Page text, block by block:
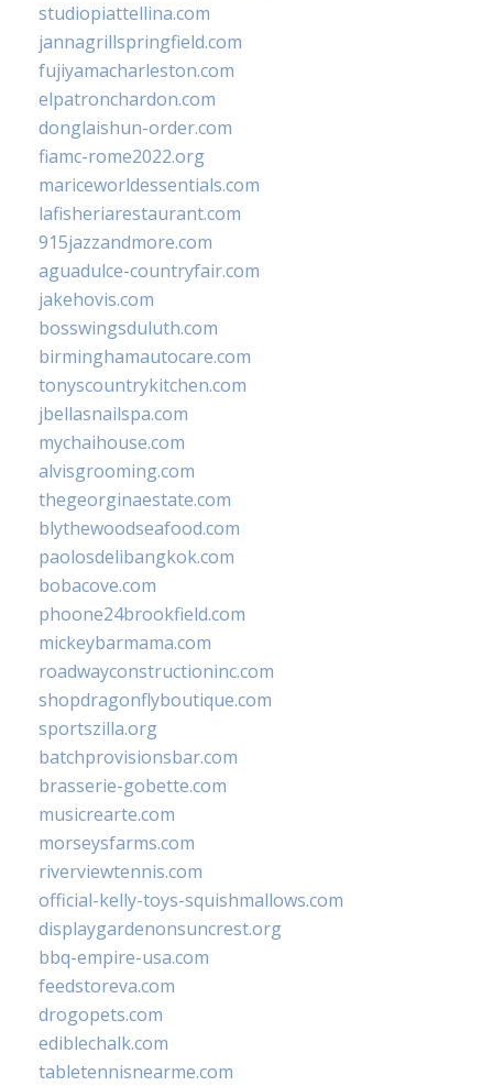
studiopiattellina.com
jannagrillspringfield.com
fujiyamacharleston.com
elpatronchardon.com
donglaishun-order.com
fiamc-rome2022.org
mariceworldessentials.com
lafisheriarestaurant.com
915jazzandmore.com
aguadulce-countryfair.com
jakehovis.com
bosswingsduluth.com
birminghamautocare.com
tonyscountrykitchen.com
jbellasnailspa.com
mychaihouse.com
alvisgrooming.com
thegeorginaestate.com
blythewoodseafood.com
paolosdelibangkok.com
bobacove.com
phoone24brookfield.com
mickeybarmama.com
roadwayconstructioninc.com
shopdragonflyboutique.com
sportszilla.org
batchprovisionsbar.com
brasserie-gobette.com
musicrearte.com
morseysfarms.com
riverviewtennis.com
official-kelly-toys-squishmallows.com
displaygardenonsuncrest.org
bbq-empire-usa.com
feedstoreva.com
drogopets.com
ediblechalk.com
tabletennisnearme.com